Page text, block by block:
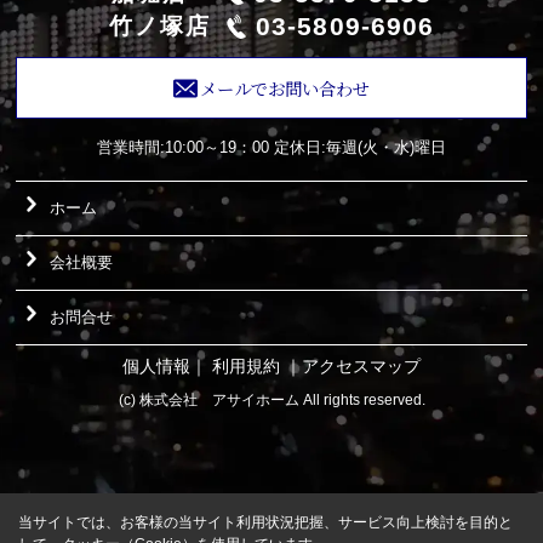
竹ノ塚店 03-5809-6906
メールでお問い合わせ
営業時間:10:00～19：00 定休日:毎週(火・水)曜日
ホーム
会社概要
お問合せ
個人情報 ｜ 利用規約 ｜アクセスマップ
(c) 株式会社 アサイホーム All rights reserved.
当サイトでは、お客様の当サイト利用状況把握、サービス向上検討を目的と